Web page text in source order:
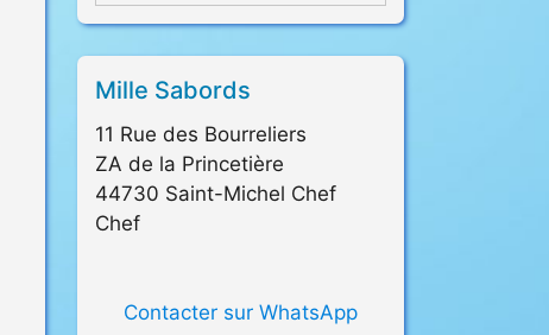
Mille Sabords
11 Rue des Bourreliers
ZA de la Princetière
44730 Saint-Michel Chef
Chef
Contacter sur WhatsApp